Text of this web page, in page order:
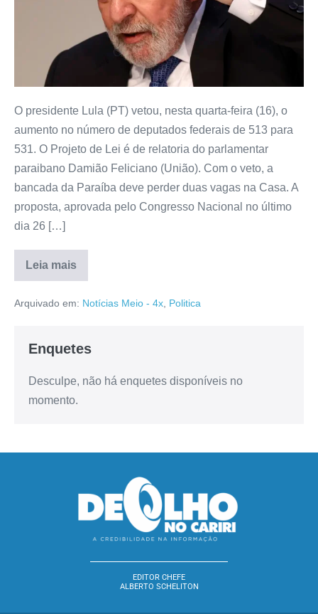
O presidente Lula (PT) vetou, nesta quarta-feira (16), o
aumento no número de deputados federais de 513 para
531. O Projeto de Lei é de relatoria do parlamentar
paraibano Damião Feliciano (União). Com o veto, a
bancada da Paraíba deve perder duas vagas na Casa. A
proposta, aprovada pelo Congresso Nacional no último
dia 26 […]
Leia mais
Arquivado em: Notícias Meio - 4x Politica
Enquetes
Desculpe, não há enquetes disponíveis no
momento.
EDITOR CHEFE
ALBERTO SCHELITON